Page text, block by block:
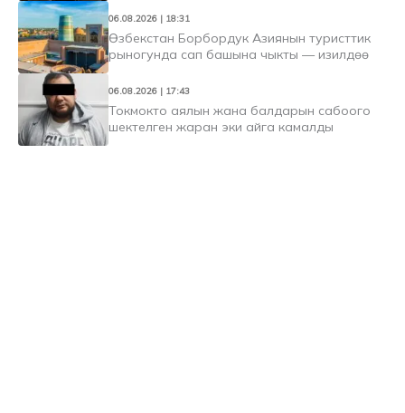
06.08.2026 | 18:31
Өзбекстан Борбордук Азиянын туристтик
рыногунда сап башына чыкты — изилдөө
06.08.2026 | 17:43
Токмокто аялын жана балдарын сабоого
шектелген жаран эки айга камалды